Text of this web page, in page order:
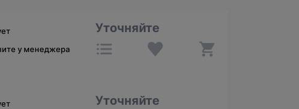
у менеджера
Уточняйте
Уточняйте